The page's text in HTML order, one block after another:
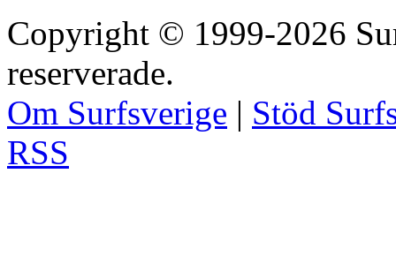
Copyright © 1999-2026
reserverade.
Om Surfsverige | Stöd
RSS